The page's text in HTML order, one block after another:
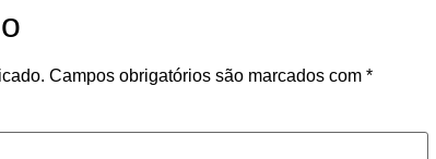
Campos obrigatórios são marcados com *